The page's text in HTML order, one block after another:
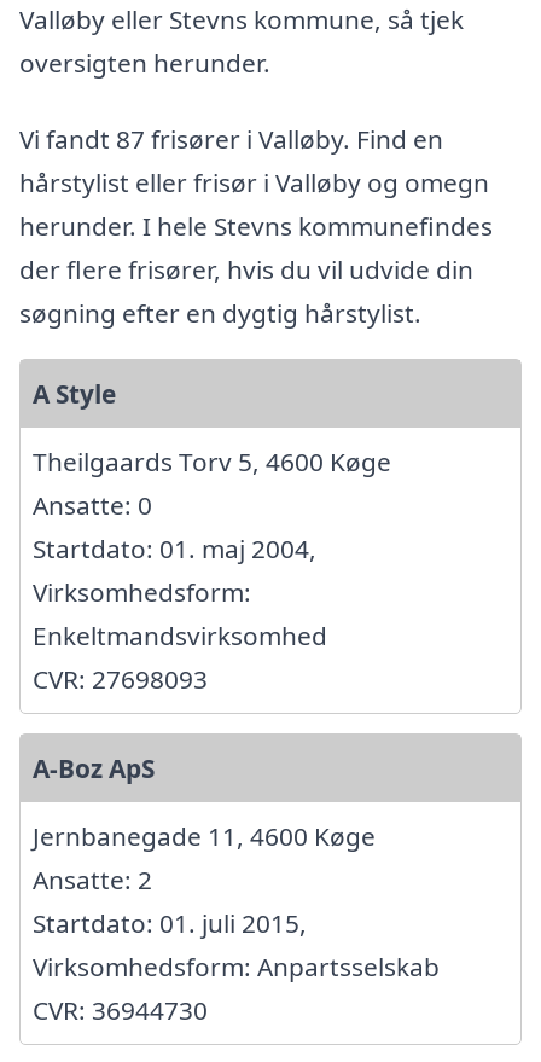
Valløby eller Stevns kommune, så tjek
oversigten herunder.
Vi fandt 87 frisører i Valløby. Find en
hårstylist eller frisør i Valløby og omegn
herunder. I hele Stevns kommunefindes
der flere frisører, hvis du vil udvide din
søgning efter en dygtig hårstylist.
A Style
Theilgaards Torv 5, 4600 Køge
Ansatte: 0
Startdato: 01. maj 2004,
Virksomhedsform:
Enkeltmandsvirksomhed
CVR: 27698093
A-Boz ApS
Jernbanegade 11, 4600 Køge
Ansatte: 2
Startdato: 01. juli 2015,
Virksomhedsform: Anpartsselskab
CVR: 36944730